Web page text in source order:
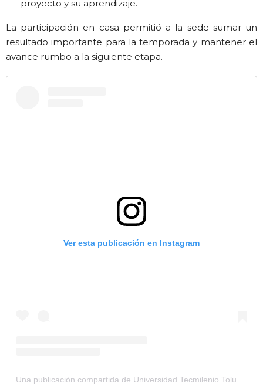
proyecto y su aprendizaje.
La participación en casa permitió a la sede sumar un
resultado importante para la temporada y mantener el
avance rumbo a la siguiente etapa.
Ver esta publicación en Instagram
Una publicación compartida de Universidad Tecmilenio Toluca (@tecmilenio_toluca)